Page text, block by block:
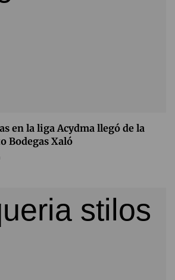
en la liga Acydma llegó de la
Bodegas Xaló